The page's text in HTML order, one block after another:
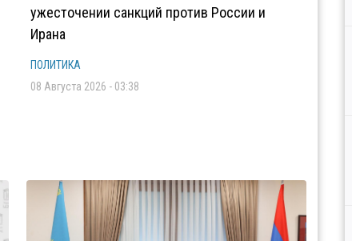
ужесточении санкций против России и
Ирана
ПОЛИТИКА
08 Августа 2026 - 03:38